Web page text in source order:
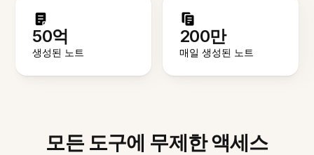
50억
생성된 노트
200만
매일 생성된 노트
모든 도구에 무제한 액세스